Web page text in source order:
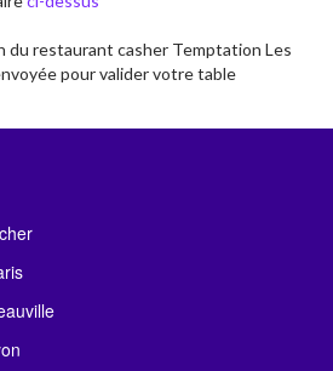
du restaurant casher Temptation Les
pour valider votre table